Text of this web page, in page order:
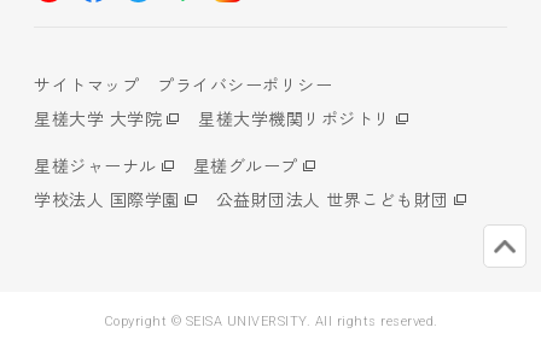
サイトマップ
プライバシーポリシー
星槎大学 大学院
星槎大学機関リポジトリ
星槎ジャーナル
星槎グループ
学校法人 国際学園
公益財団法人 世界こども財団
Copyright © SEISA UNIVERSITY. All rights reserved.